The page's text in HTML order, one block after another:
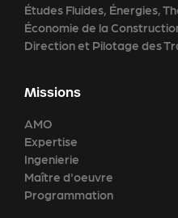
Études Fluides, Énergies,
Économie de la
Direction et Pilotage des
Missions
AMO
Expertise
Ingenierie
Maître d'oeuvre
Programmation